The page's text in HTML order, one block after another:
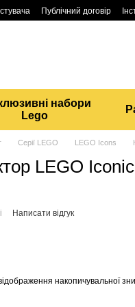
Публічний договір
набори
Lego
Серії LEGO LEGO Icons
LEGO
Написати відгук
накопичувальної